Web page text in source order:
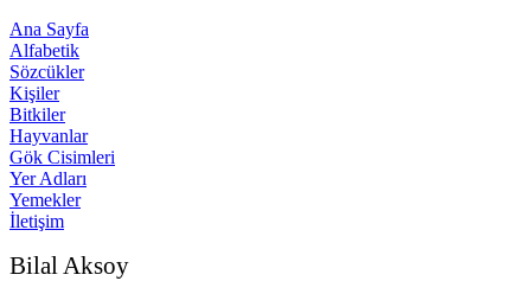
Ana Sayfa
Alfabetik
Sözcükler
Kişiler
Bitkiler
Hayvanlar
Gök Cisimleri
Yer Adları
Yemekler
İletişim
Bilal Aksoy